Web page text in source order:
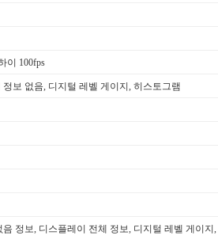
이 100fps
보 없음, 디지털 레벨 게이지, 히스토그램
정보, 디스플레이 전체 정보, 디지털 레벨 게이지,